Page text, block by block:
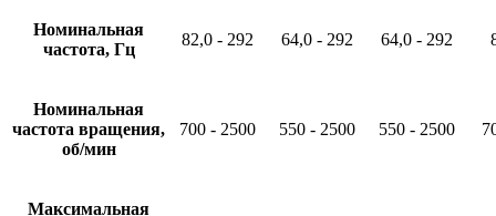
Номинальная
частота, Гц
82,0 - 292 64,0 - 292 64,0 - 292
Номинальная
частота вращения,
об/мин
700 - 2500 550 - 2500 550 - 2500
Максимальная